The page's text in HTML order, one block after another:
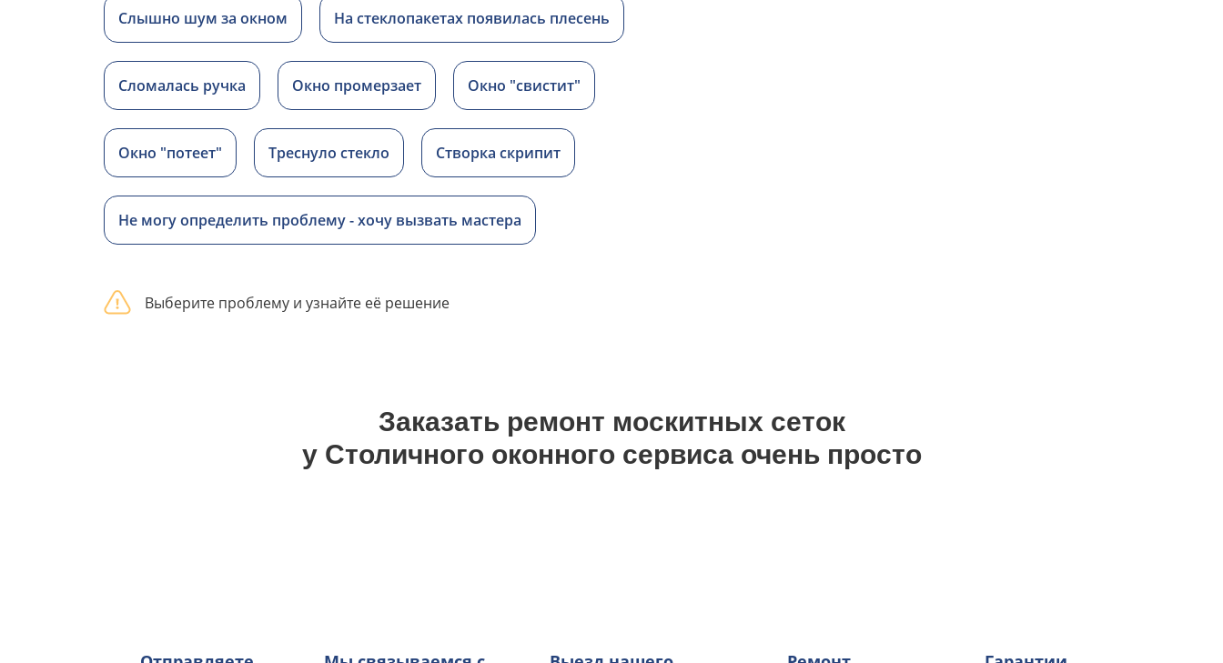
Слышно шум за окном На стеклопакетах появилась плесень
Сломалась ручка Окно промерзает Окно "свистит"
Окно "потеет" Треснуло стекло Створка скрипит
Не могу определить проблему - хочу вызвать мастера
Выберите проблему и узнайте её решение
Заказать ремонт москитных сеток
у Столичного оконного сервиса очень просто